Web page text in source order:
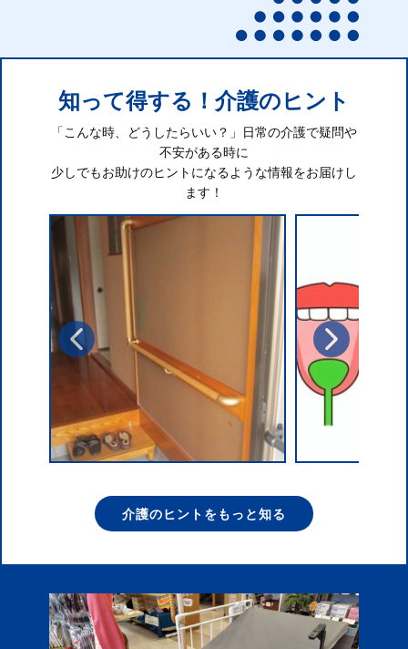
知って得する！介護のヒント
「こんな時、どうしたらいい？」日常の介護で疑問や
不安がある時に
少しでもお助けのヒントになるような情報をお届けし
ます！
介護のヒントをもっと知る